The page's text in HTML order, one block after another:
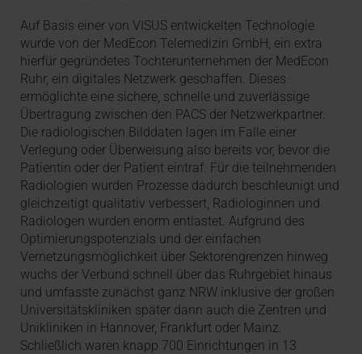
Auf Basis einer von VISUS entwickelten Technologie
wurde von der MedEcon Telemedizin GmbH, ein extra
hierfür gegründetes Tochterunternehmen der MedEcon
Ruhr, ein digitales Netzwerk geschaffen. Dieses
ermöglichte eine sichere, schnelle und zuverlässige
Übertragung zwischen den PACS der Netzwerkpartner.
Die radiologischen Bilddaten lagen im Falle einer
Verlegung oder Überweisung also bereits vor, bevor die
Patientin oder der Patient eintraf. Für die teilnehmenden
Radiologien wurden Prozesse dadurch beschleunigt und
gleichzeitigt qualitativ verbessert, Radiologinnen und
Radiologen wurden enorm entlastet. Aufgrund des
Optimierungspotenzials und der einfachen
Vernetzungsmöglichkeit über Sektorengrenzen hinweg
wuchs der Verbund schnell über das Ruhrgebiet hinaus
und umfasste zunächst ganz NRW inklusive der großen
Universitätskliniken später dann auch die Zentren und
Unikliniken in Hannover, Frankfurt oder Mainz.
Schließlich waren knapp 700 Einrichtungen in 13